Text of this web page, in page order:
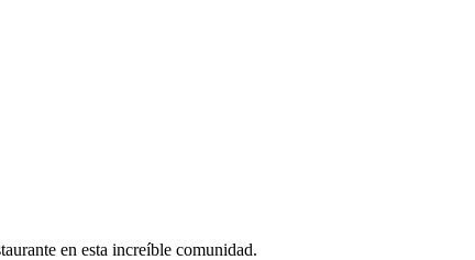
en esta increíble comunidad.